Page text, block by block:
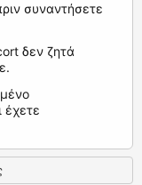
συναντήσετε
δεν ζητά
έχετε